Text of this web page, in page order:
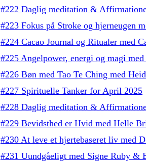
#222 Daglig meditation &
#223 Fokus på Stroke og hjerneugen
#224 Cacao Journal og Ritualer med
#225 Angelpower, energi og magi
#226 Bøn med Tao Te Ching med
#227 Spirituelle Tanker for April 2025
#228 Daglig meditation &
#229 Bevidsthed er Hvid med Helle
#230 At leve et hjertebaseret liv med
#231 Uundgåeligt med Signe Ruby &